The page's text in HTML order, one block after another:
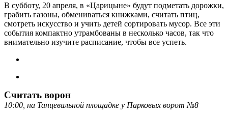
В субботу, 20 апреля, в «Царицыне» будут подметать дорожки,
грабить газоны, обмениваться книжками, считать птиц,
смотреть искусство и учить детей сортировать мусор. Все эти
события компактно утрамбованы в несколько часов, так что
внимательно изучите расписание, чтобы все успеть.
Считать ворон
10:00, на Танцевальной площадке у Парковых ворот №8